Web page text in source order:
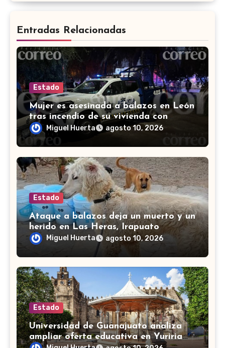
Entradas Relacionadas
Estado
Mujer es asesinada a balazos en León
tras incendio de su vivienda con
bombas molotov
Miguel Huerta agosto 10, 2026
Estado
Ataque a balazos deja un muerto y un
herido en Las Heras, Irapuato
Miguel Huerta agosto 10, 2026
Estado
Universidad de Guanajuato analiza
ampliar oferta educativa en Yuriria